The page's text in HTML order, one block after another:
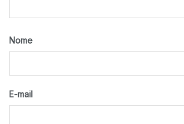
Nome
E-mail